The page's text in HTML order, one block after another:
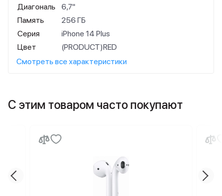
Диагональ
6,7"
Память
256 ГБ
Серия
iPhone 14 Plus
Цвет
(PRODUCT)RED
Смотреть все характеристики
С этим товаром часто покупают